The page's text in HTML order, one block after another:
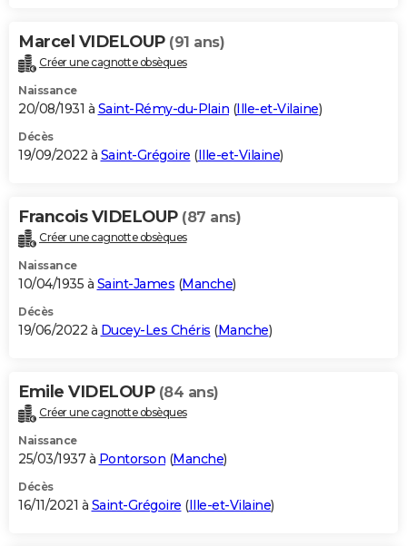
Marcel VIDELOUP (91 ans)
Créer une cagnotte obsèques
Naissance
20/08/1931 à Saint-Rémy-du-Plain (Ille-et-Vilaine)
Décès
19/09/2022 à Saint-Grégoire (Ille-et-Vilaine)
Francois VIDELOUP (87 ans)
Créer une cagnotte obsèques
Naissance
10/04/1935 à Saint-James (Manche)
Décès
19/06/2022 à Ducey-Les Chéris (Manche)
Emile VIDELOUP (84 ans)
Créer une cagnotte obsèques
Naissance
25/03/1937 à Pontorson (Manche)
Décès
16/11/2021 à Saint-Grégoire (Ille-et-Vilaine)